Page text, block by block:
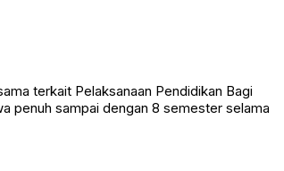
terkait Pelaksanaan Pendidikan Bagi
penuh sampai dengan 8 semester selama